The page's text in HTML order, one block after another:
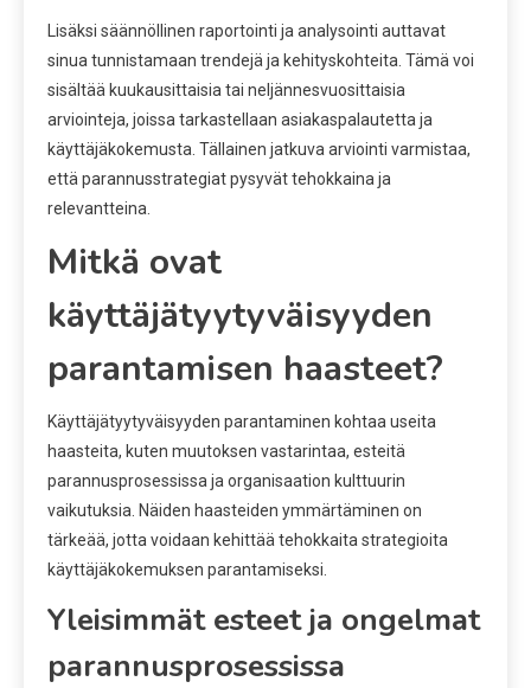
Lisäksi säännöllinen raportointi ja analysointi auttavat
sinua tunnistamaan trendejä ja kehityskohteita. Tämä voi
sisältää kuukausittaisia tai neljännesvuosittaisia
arviointeja, joissa tarkastellaan asiakaspalautetta ja
käyttäjäkokemusta. Tällainen jatkuva arviointi varmistaa,
että parannusstrategiat pysyvät tehokkaina ja
relevantteina.
Mitkä ovat
käyttäjätyytyväisyyden
parantamisen haasteet?
Käyttäjätyytyväisyyden parantaminen kohtaa useita
haasteita, kuten muutoksen vastarintaa, esteitä
parannusprosessissa ja organisaation kulttuurin
vaikutuksia. Näiden haasteiden ymmärtäminen on
tärkeää, jotta voidaan kehittää tehokkaita strategioita
käyttäjäkokemuksen parantamiseksi.
Yleisimmät esteet ja ongelmat
parannusprosessissa